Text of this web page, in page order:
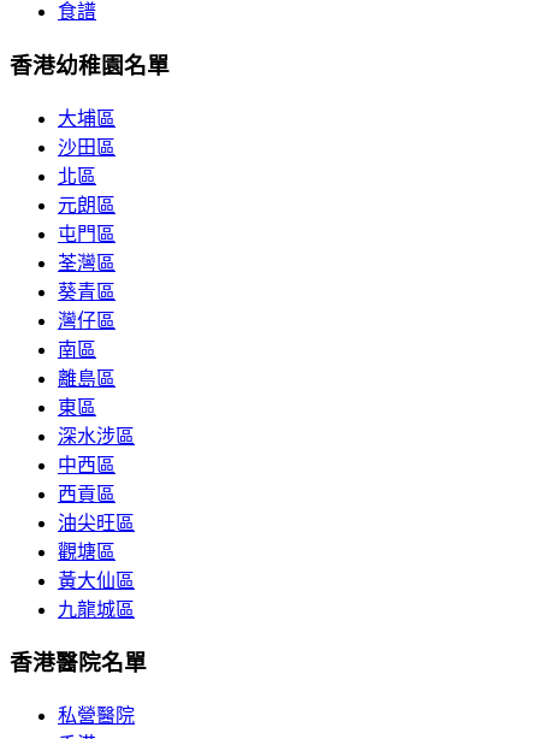
食譜
香港幼稚園名單
大埔區
沙田區
北區
元朗區
屯門區
荃灣區
葵青區
灣仔區
南區
離島區
東區
深水涉區
中西區
西貢區
油尖旺區
觀塘區
黃大仙區
九龍城區
香港醫院名單
私營醫院